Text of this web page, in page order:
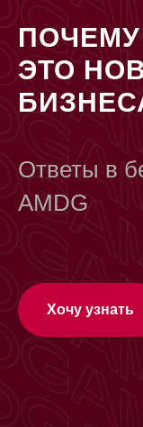
ЭТО
Ответы в
AMDG
Хочу узнать